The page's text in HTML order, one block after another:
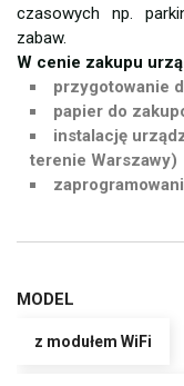
czasowych np.
zabaw.
W cenie zakupu
przygotowanie
papier do
instalację
terenie Warszawy)
MODEL
z modułem WiFi